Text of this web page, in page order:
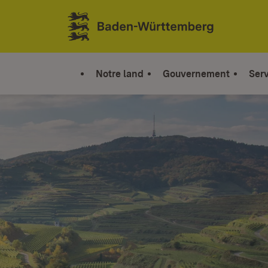
Sauter au contenu
Link zur Startseite
Notre land Gouvernement